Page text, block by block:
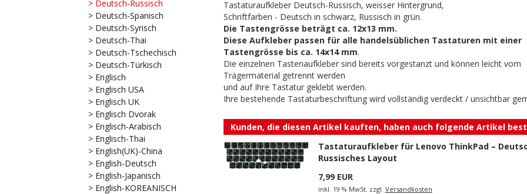
> Deutsch-Russisch
> Deutsch-Spanisch
> Deutsch-Syrisch
> Deutsch-Thai
> Deutsch-Tschechisch
> Deutsch-Türkisch
> Englisch
> Englisch USA
> Englisch UK
> Englisch Dvorak
> Englisch-Arabisch
> Englisch-Thai
> English(UK)-China
> English-Deutsch
> English-Japanisch
> English-KOREANISCH
Tastaturaufkleber Deutsch-Russisch, weisser Hintergrund,
Schriftfarben - Deutsch in schwarz, Russisch in grün.
Die Tastengrösse beträgt ca. 12x13 mm.
Diese Aufkleber passen für alle handelsüblichen Tastaturen mit einer
Tastengrösse bis ca. 14x14 mm.
Die einzelnen Tastenaufkleber sind bereits vorgestanzt und können leicht vom
Trägermaterial getrennt werden
und auf Ihre Tastatur geklebt werden.
Ihre bestehende Tastaturbeschriftung wird vollständig verdeckt / unsichtbar
Kunden, die diesen Artikel kauften, haben auch folgende Artikel
Tastaturaufkleber für Lenovo ThinkPad –
Russisches Layout
7,99 EUR
inkl. 19 % MwSt. zzgl. Versandkosten